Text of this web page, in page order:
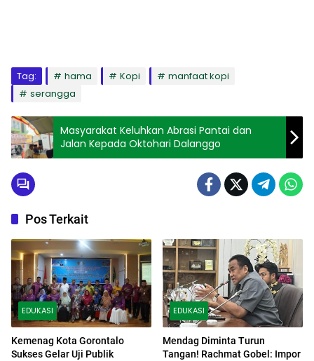
Tag: hama Kopi
manfaat kopi
serangga
Masyarakat Keluhkan Abrasi Pantai dan
Jalan Kepada Oktohari Dalanggo
Pos Terkait
EDUKASI
Kemenag Kota Gorontalo
Sukses Gelar Uji Publik
EDUKASI
Mendag Diminta Turun
Tangan! Rachmat Gobel: Impor